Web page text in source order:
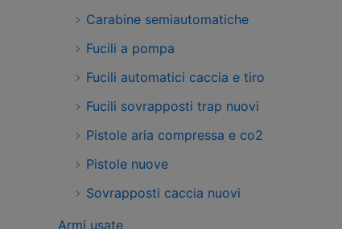
Carabine semiautomatiche
Fucili a pompa
Fucili automatici caccia e tiro
Fucili sovrapposti trap nuovi
Pistole aria compressa e co2
Pistole nuove
Sovrapposti caccia nuovi
Armi usate